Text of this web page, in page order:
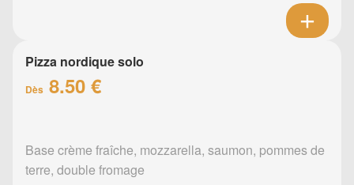
Pizza nordique solo
Dès 8.50 €
Base crème fraîche, mozzarella, saumon, pommes de
terre, double fromage